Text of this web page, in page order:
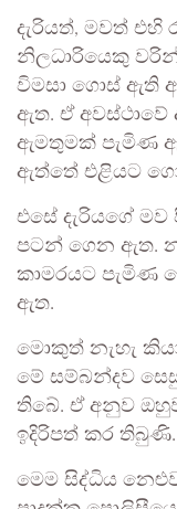
දැරියත්, මවත් එහි
නිලධාරියෙකු
විමසා ගොස් ඇති
ඇත. ඒ අවස්ථාවේ
ඇමතුමක් පැමිණ
ඇත්තේ එළියට
එසේ දැරියගේ මව
පටන් ගෙන ඇත.
කාමරයට පැමිණ
ඇත.
මොකුත් නැහැ
මේ සම්බන්දව
තිබේ. ඒ අනුව
ඉදිරිපත් කර තිබුණි.
මෙම සිද්ධිය